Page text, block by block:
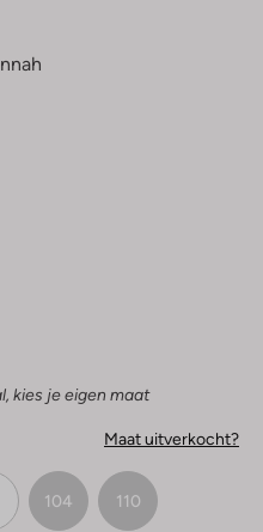
kies je eigen maat
Maat uitverkocht?
104 110